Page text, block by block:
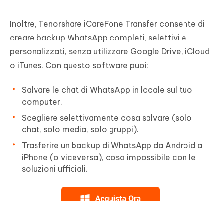
Inoltre, Tenorshare iCareFone Transfer consente di
creare backup WhatsApp completi, selettivi e
personalizzati, senza utilizzare Google Drive, iCloud
o iTunes. Con questo software puoi:
Salvare le chat di WhatsApp in locale sul tuo
computer.
Scegliere selettivamente cosa salvare (solo
chat, solo media, solo gruppi).
Trasferire un backup di WhatsApp da Android a
iPhone (o viceversa), cosa impossibile con le
soluzioni ufficiali.